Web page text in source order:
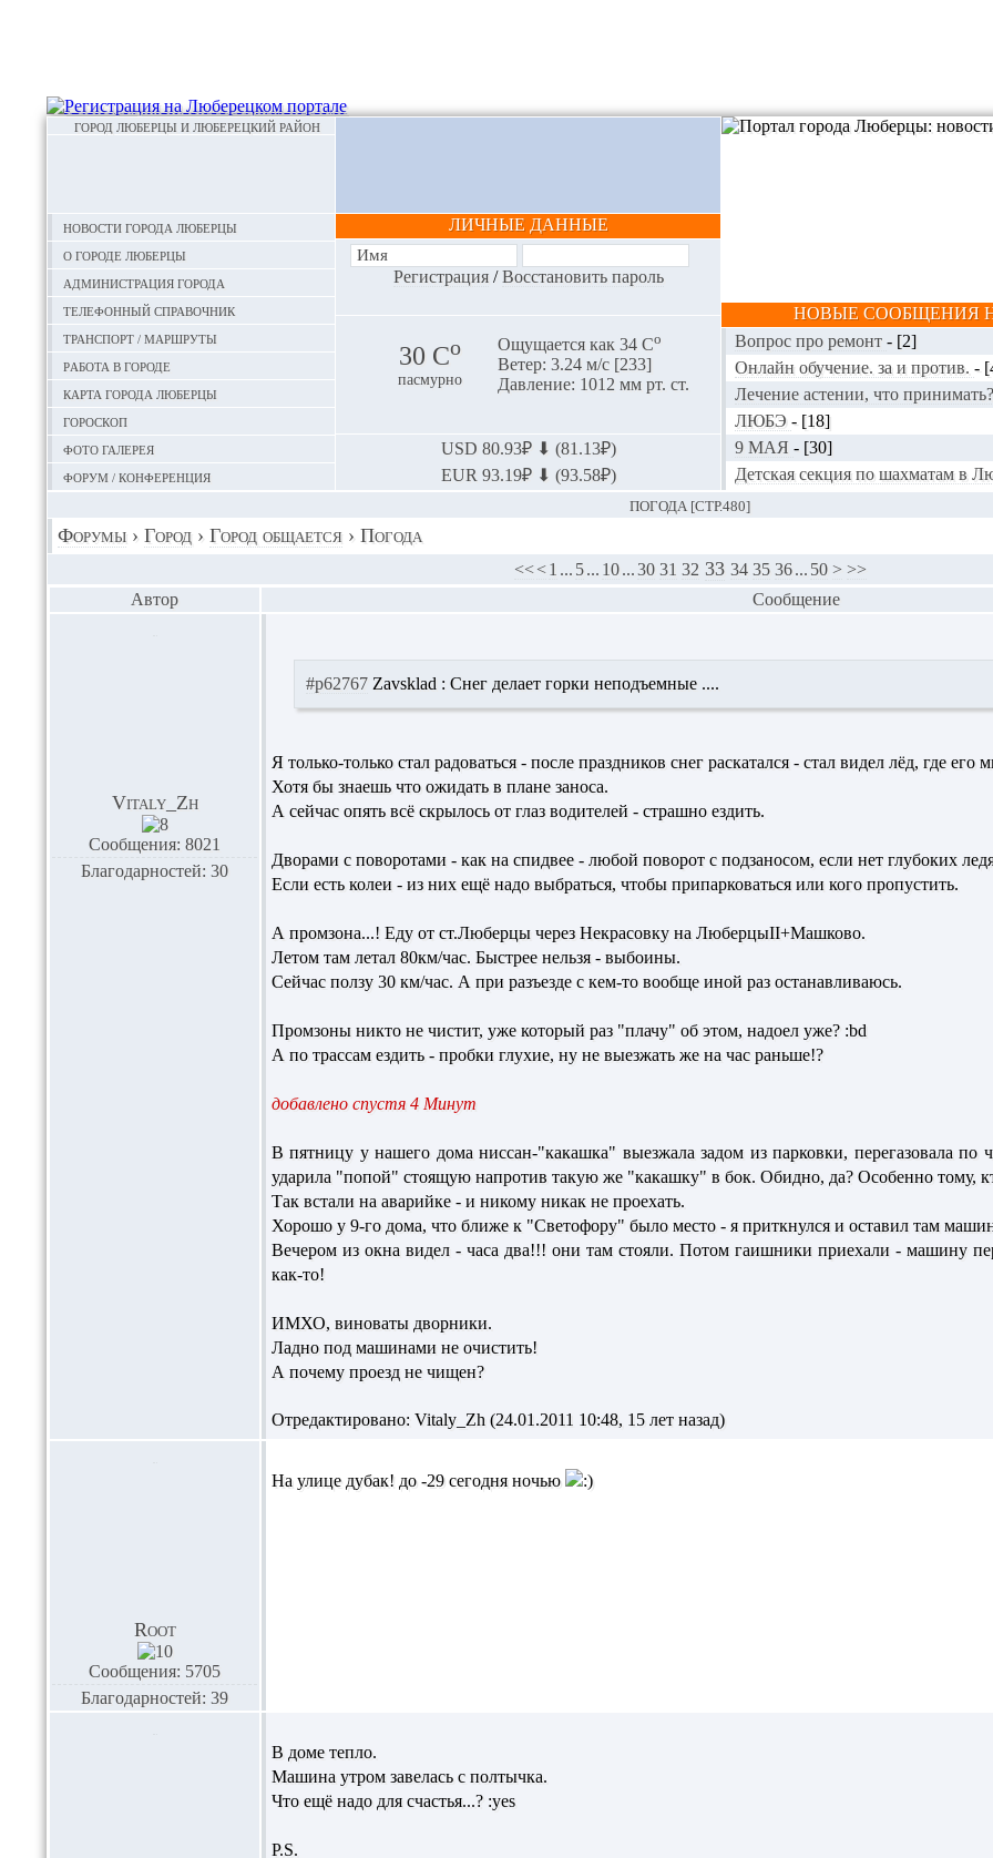
ГОРОД ЛЮБЕРЦЫ И ЛЮБЕРЕЦКИЙ РАЙОН
Новости города Люберцы
О городе Люберцы
Администрация города
Телефонный справочник
Транспорт / маршруты
Работа в городе
Карта города Люберцы
Гороскоп
Фото галерея
Форум / конференция
ЛИЧНЫЕ ДАННЫЕ
Регистрация/Восстановить пароль
30 Сo
пасмурно
Ощущается как 34 Сo
Ветер: 3.24 м/с [233]
Давление: 1012 мм рт. ст.
USD 80.93₽ ⬇ (81.13₽)
EUR 93.19₽ ⬇ (93.58₽)
НОВЫЕ СООБЩЕНИЯ
Вопрос про ремонт - [2]
Онлайн обучение. за и против. -
Лечение астении, что
ЛЮБЭ - [18]
9 МАЯ - [30]
Детская секция по шахматам в
ПОГОДА [СТР.480]
Форумы › Город › Город общается › Погода
<< < 1 ... 5 ... 10 ...30 31 32 33 34 35 36 ... 50 > >>
Автор
Сообщение
Vitaly_Zh
Сообщения: 8021
Благодарностей: 30
#p62767 Zavsklad : Снег делает горки неподъемные ....
Я только-только стал радоваться - после праздников снег раскатался - стал видел лёд, где его
Хотя бы знаешь что ожидать в плане заноса.
А сейчас опять всё скрылось от глаз водителей - страшно ездить.
Дворами с поворотами - как на спидвее - любой поворот с подзаносом, если нет глубоких
Если есть колеи - из них ещё надо выбраться, чтобы припарковаться или кого пропустить.
А промзона...! Еду от ст.Люберцы через Некрасовку на ЛюберцыII+Машково.
Летом там летал 80км/час. Быстрее нельзя - выбоины.
Сейчас ползу 30 км/час. А при разъезде с кем-то вообще иной раз останавливаюсь.
Промзоны никто не чистит, уже который раз "плачу" об этом, надоел уже? :bd
А по трассам ездить - пробки глухие, ну не выезжать же на час раньше!?
добавлено спустя 4 Минут
В пятницу у нашего дома ниссан-"какашка" выезжала задом из парковки, перегазовала по
ударила "попой" стоящую напротив такую же "какашку" в бок. Обидно, да? Особенно тому,
Так встали на аварийке - и никому никак не проехать.
Хорошо у 9-го дома, что ближе к "Светофору" было место - я приткнулся и оставил там
Вечером из окна видел - часа два!!! они там стояли. Потом гаишники приехали - машину
как-то!
ИМХО, виноваты дворники.
Ладно под машинами не очистить!
А почему проезд не чищен?
Отредактировано: Vitaly_Zh (24.01.2011 10:48, 15 лет назад)
Root
Сообщения: 5705
Благодарностей: 39
На улице дубак! до -29 сегодня ночью
В доме тепло.
Машина утром завелась с полтычка.
Что ещё надо для счастья...? :yes
P.S.